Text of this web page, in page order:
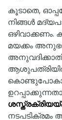
കൂടാതെ,
നിങ്ങൾ
മയക്കം
ആശുപത്രിയിൽ
നടപടിക്രമം